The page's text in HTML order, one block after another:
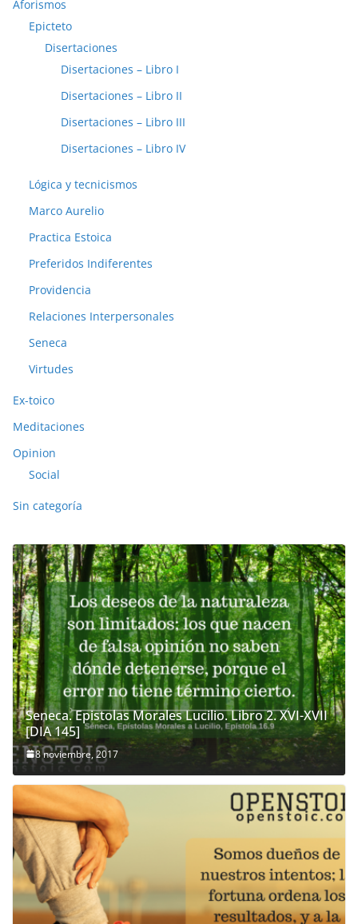
Aforismos
Epicteto
Disertaciones
Disertaciones – Libro I
Disertaciones – Libro II
Disertaciones – Libro III
Disertaciones – Libro IV
Lógica y tecnicismos
Marco Aurelio
Practica Estoica
Preferidos Indiferentes
Providencia
Relaciones Interpersonales
Seneca
Virtudes
Ex-toico
Meditaciones
Opinion
Social
Sin categoría
Seneca. Epistolas Morales Lucilio. Libro 2. XVI-XVII
[DIA 145]
8 noviembre, 2017